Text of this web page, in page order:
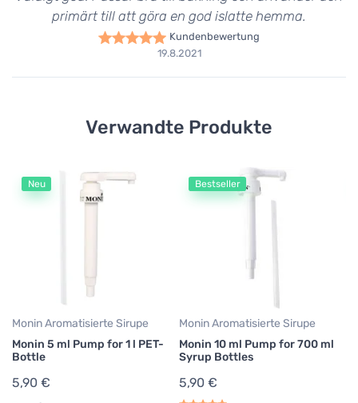
primärt till att göra en god islatte hemma.
Kundenbewertung
19.8.2021
Verwandte Produkte
Neu
Monin Aromatisierte Sirupe
Monin 5 ml Pump for 1 l PET-
Bottle
5,90 €
Bestseller
Monin Aromatisierte Sirupe
Monin 10 ml Pump for 700 ml
Syrup Bottles
5,90 €